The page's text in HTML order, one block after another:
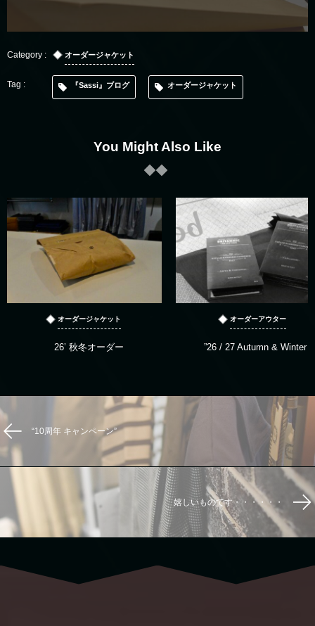
オーダージャケット
『Sassi』ブログ オーダージャケット
You Might Also Like
オーダージャケット
26’ 秋冬オーダー
オーダーアウター
”26 / 27 Autumn & Winter “
“10周年 キャンペーン”
嬉しいものです・・・・・・